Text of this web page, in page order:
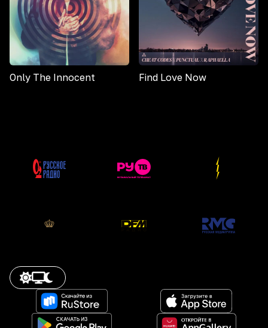
Only The Innocent Find Love Now